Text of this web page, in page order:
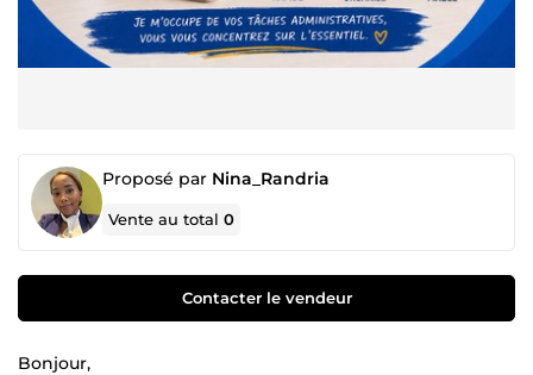
Proposé par Nina_Randria
Vente au total0
Contacter le vendeur
Bonjour,